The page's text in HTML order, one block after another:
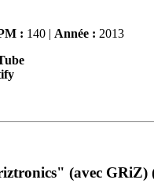
: 140 | Année : 2013
(avec GRiZ)